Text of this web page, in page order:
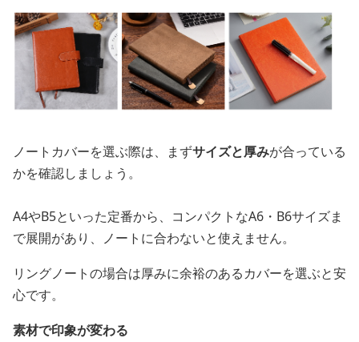
ノートカバーを選ぶ際は、まずサイズと厚みが合っている
かを確認しましょう。
A4やB5といった定番から、コンパクトなA6・B6サイズま
で展開があり、ノートに合わないと使えません。
リングノートの場合は厚みに余裕のあるカバーを選ぶと安
心です。
素材で印象が変わる